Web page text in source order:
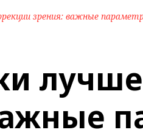
зрения: важные